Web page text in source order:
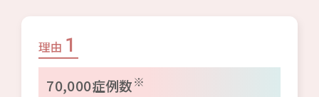
理由 1
70,000症例数※